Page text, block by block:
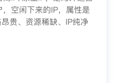
空闲下来的IP，属性是
贵、资源稀缺、IP纯净